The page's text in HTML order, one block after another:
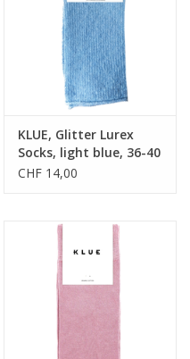
KLUE, Glitter Lurex
Socks, light blue, 36-40
CHF 14,00